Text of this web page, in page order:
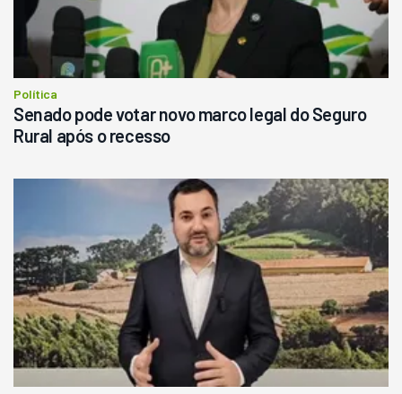
Consultar
Política
Senado pode votar novo marco legal do Seguro
Rural após o recesso